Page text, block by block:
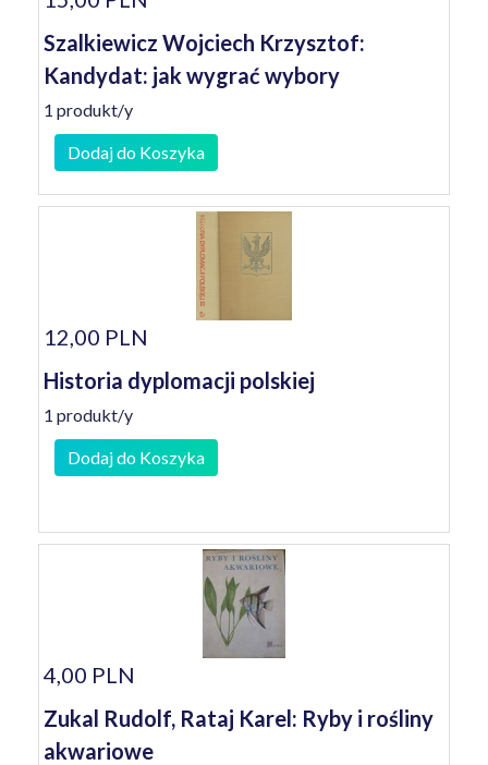
Szalkiewicz Wojciech Krzysztof:
Kandydat: jak wygrać wybory
1 produkt/y
Dodaj do Koszyka
12,00 PLN
Historia dyplomacji polskiej
1 produkt/y
Dodaj do Koszyka
4,00 PLN
Zukal Rudolf, Rataj Karel: Ryby i rośliny
akwariowe